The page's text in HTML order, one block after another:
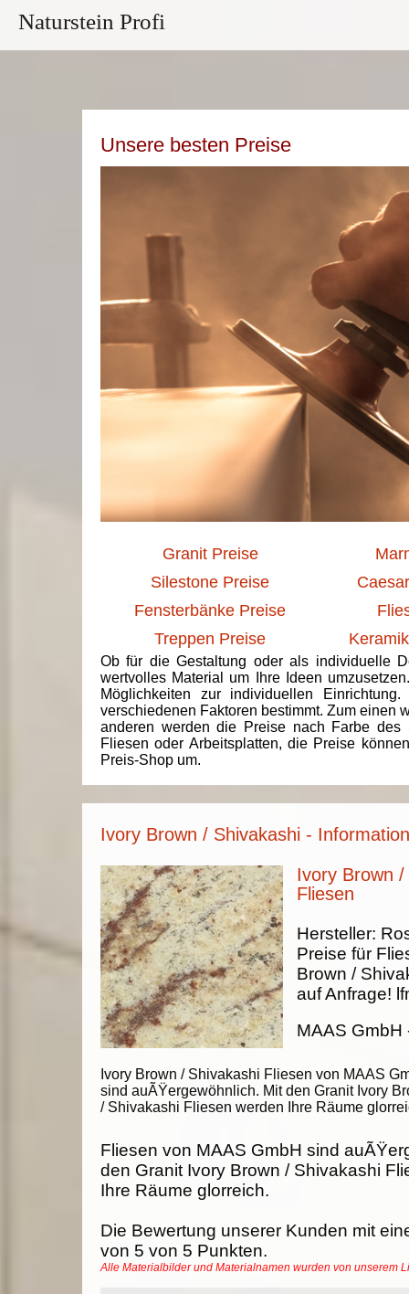
Naturstein Profi
Unsere besten Preise
Granit Preise
Silestone Preise
Fensterbänke Preise
Treppen Preise
Ob für die Gestaltung oder als individuelle
wertvolles Material um Ihre Ideen
Möglichkeiten zur individuellen
verschiedenen Faktoren bestimmt. Zum einen
anderen werden die Preise nach Farbe des
Fliesen oder Arbeitsplatten, die Preise
Preis-Shop um.
Ivory Brown / Shivakashi -
Ivory Brown
Fliesen
Ivory Brown / Shivakashi Fliesen von MAAS
sind auÃŸergewöhnlich. Mit den Granit Ivory
/ Shivakashi Fliesen werden Ihre Räume
Hersteller:
Preise für
Brown /
auf Anfrage!
MAAS GmbH
Fliesen von MAAS GmbH sind
den Granit Ivory Brown / Shivakashi
Ihre Räume glorreich.
Die Bewertung unserer Kunden mit
von 5 von 5 Punkten.
Alle Materialbilder und Materialnamen wurden von unserem